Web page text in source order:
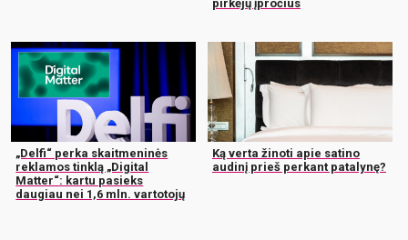
pirkėjų įpročius
„Delfi“ perka skaitmeninės
reklamos tinklą „Digital
Matter“: kartu pasieks
daugiau nei 1,6 mln. vartotojų
Ką verta žinoti apie satino
audinį prieš perkant patalynę?